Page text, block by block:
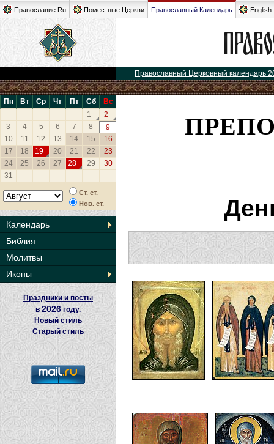
Православие.Ru Поместные Церкви Православный Календарь English
Православный Церковный календарь
Пн Вт Ср Чт Пт Сб
Вс
1
2
3
4 5 6 7 8
9
10
11 12 13 14 15
16
17
18 19 20 21 22
23
24
25 26 27 28 29
30
31
Ст. ст.
Нов. ст.
Календарь
Библия
Молитвы
Иконы
Праздники и посты
в2026 году.
Новый стиль
Старый стиль